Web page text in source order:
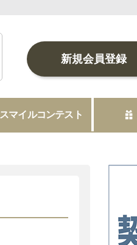
新規会員登録
スマイルコンテスト